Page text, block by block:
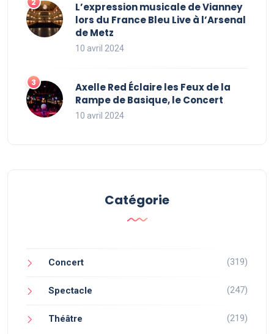
L’expression musicale de Vianney
lors du France Bleu Live à l’Arsenal
de Metz
10 avril 2024
Axelle Red Éclaire les Feux de la
Rampe de Basique, le Concert
10 avril 2024
Catégorie
Concert (319)
Spectacle (247)
Théâtre (219)